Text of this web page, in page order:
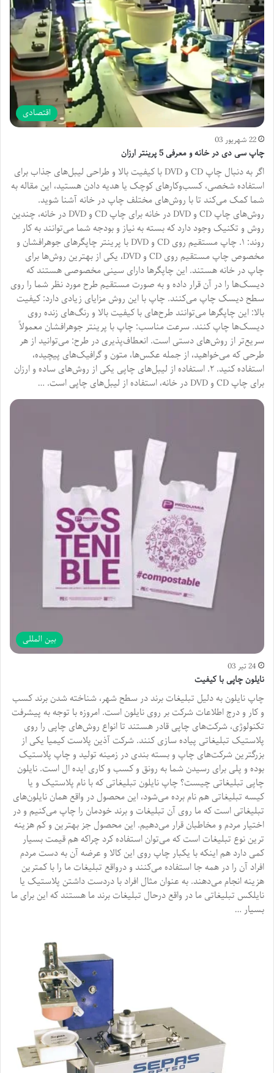
اقتصادی
22 شهریور 03
چاپ سی دی در خانه و معرفی 5 پرینتر ارزان
اگر به دنبال چاپ CD و DVD با کیفیت بالا و طراحی لیبل‌های جذاب برای
استفاده شخصی، کسب‌وکارهای کوچک یا هدیه دادن هستید، این مقاله به
شما کمک می‌کند تا با روش‌های مختلف چاپ در خانه آشنا شوید.
روش‌های چاپ CD و DVD در خانه برای چاپ CD و DVD در خانه، چندین
روش و تکنیک وجود دارد که بسته به نیاز و بودجه شما می‌توانند به کار
روند: ۱. چاپ مستقیم روی CD و DVD با پرینتر چاپگرهای جوهرافشان و
مخصوص چاپ مستقیم روی CD و DVD، یکی از بهترین روش‌ها برای
چاپ در خانه هستند. این چاپگرها دارای سینی مخصوصی هستند که
دیسک‌ها را در آن قرار داده و به صورت مستقیم طرح مورد نظر شما را روی
سطح دیسک چاپ می‌کنند. چاپ با این روش مزایای زیادی دارد: کیفیت
بالا: این چاپگرها می‌توانند طرح‌های با کیفیت بالا و رنگ‌های زنده روی
دیسک‌ها چاپ کنند. سرعت مناسب: چاپ با پرینتر جوهرافشان معمولاً
سریع‌تر از روش‌های دستی است. انعطاف‌پذیری در طرح: می‌توانید از هر
طرحی که می‌خواهید، از جمله عکس‌ها، متون و گرافیک‌های پیچیده،
استفاده کنید. ۲. استفاده از لیبل‌های چاپی یکی از روش‌های ساده و ارزان
برای چاپ CD و DVD در خانه، استفاده از لیبل‌های چاپی است. …
بین المللی
24 تیر 03
نایلون چاپی با کیفیت
چاپ نایلون به دلیل تبلیغات برند در سطح شهر، شناخته شدن برند کسب
و کار و درج اطلاعات شرکت بر روی نایلون است. امروزه با توجه به پیشرفت
تکنولوژی، شرکت‌های چاپی قادر هستند تا انواع روش‌های چاپی را روی
پلاستیک تبلیغاتی پیاده سازی کنند. شرکت آذین پلاست کیمیا یکی از
بزرگترین شرکت‌های چاپ و بسته بندی در زمینه تولید و چاپ پلاستیک
بوده و پلی برای رسیدن شما به رونق و کسب و کاری ایده ال است. نایلون
چاپی تبلیغاتی چیست؟ چاپ نایلون تبلیغاتی که با نام پلاستیک و یا
کیسه تبلیغاتی هم نام برده می‌شود، این محصول در واقع همان نایلون‌های
تبلیغاتی است که ما روی آن تبلیغات و برند خودمان را چاپ می‌کنیم و در
اختیار مردم و مخاطبان قرار می‌دهیم. این محصول جز بهترین و کم هزینه
ترین نوع تبلیغات است که می‌توان استفاده کرد چراکه هم قیمت بسیار
کمی دارد هم اینکه با یکبار چاپ روی این کالا و عرضه آن به دست مردم
افراد آن را در همه جا استفاده می‌کنند و درواقع تبلیغات ما را با کمترین
هزینه انجام می‌دهند. به عنوان مثال افراد با دردست داشتن پلاستیک یا
نایلکس تبلیغاتی ما در واقع درحال تبلیغات برند ما هستند که این برای ما
بسیار …